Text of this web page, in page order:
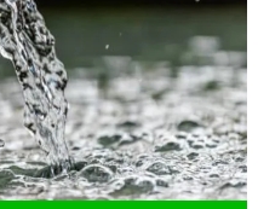
sólidos
industriais
sólidos